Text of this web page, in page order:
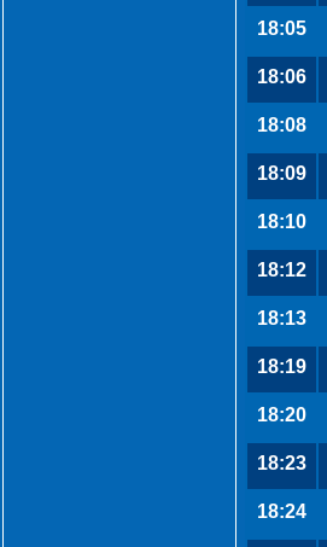
18:05
18:06
18:08
18:09
18:10
18:12
18:13
18:19
18:20
18:23
18:24